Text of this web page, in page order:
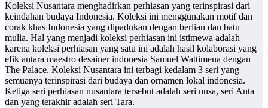
Koleksi Nusantara menghadirkan perhiasan yang terinspirasi dari
keindahan budaya Indonesia. Koleksi ini menggunakan motif dan
corak khas Indonesia yang dipadukan dengan berlian dan batu
mulia. Hal yang menjadi koleksi perhiasan ini istimewa adalah
karena koleksi perhiasan yang satu ini adalah hasil kolaborasi yang
efik antara maestro desainer indonesia Samuel Wattimena dengan
The Palace. Koleksi Nusantara ini terbagi kedalam 3 seri yang
semuanya terinspirasi dari budaya dan ornamen lokal indonesia.
Ketiga seri perhiasan nusantara tersebut adalah seri nusa, seri Anta
dan yang terakhir adalah seri Tara.